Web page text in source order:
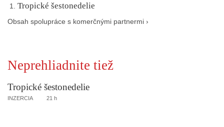
Tropické šestonedelie
Obsah spolupráce s komerčnými partnermi ›
Neprehliadnite tiež
Tropické šestonedelie
INZERCIA 21 h